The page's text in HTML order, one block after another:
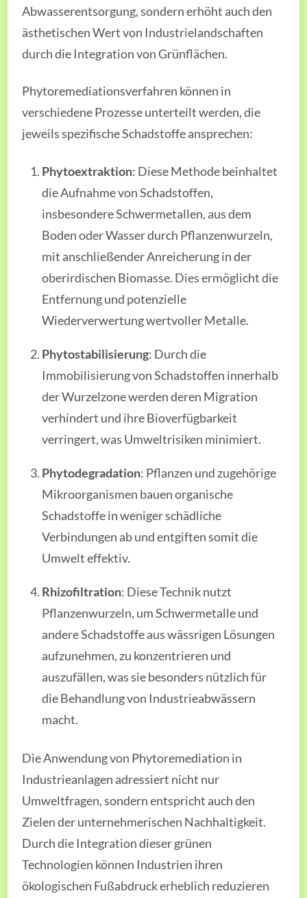
Abwasserentsorgung, sondern erhöht auch den
ästhetischen Wert von Industrielandschaften
durch die Integration von Grünflächen.
Phytoremediationsverfahren können in
verschiedene Prozesse unterteilt werden, die
jeweils spezifische Schadstoffe ansprechen:
Phytoextraktion: Diese Methode beinhaltet
die Aufnahme von Schadstoffen,
insbesondere Schwermetallen, aus dem
Boden oder Wasser durch Pflanzenwurzeln,
mit anschließender Anreicherung in der
oberirdischen Biomasse. Dies ermöglicht die
Entfernung und potenzielle
Wiederverwertung wertvoller Metalle.
Phytostabilisierung: Durch die
Immobilisierung von Schadstoffen innerhalb
der Wurzelzone werden deren Migration
verhindert und ihre Bioverfügbarkeit
verringert, was Umweltrisiken minimiert.
Phytodegradation: Pflanzen und zugehörige
Mikroorganismen bauen organische
Schadstoffe in weniger schädliche
Verbindungen ab und entgiften somit die
Umwelt effektiv.
Rhizofiltration: Diese Technik nutzt
Pflanzenwurzeln, um Schwermetalle und
andere Schadstoffe aus wässrigen Lösungen
aufzunehmen, zu konzentrieren und
auszufällen, was sie besonders nützlich für
die Behandlung von Industrieabwässern
macht.
Die Anwendung von Phytoremediation in
Industrieanlagen adressiert nicht nur
Umweltfragen, sondern entspricht auch den
Zielen der unternehmerischen Nachhaltigkeit.
Durch die Integration dieser grünen
Technologien können Industrien ihren
ökologischen Fußabdruck erheblich reduzieren